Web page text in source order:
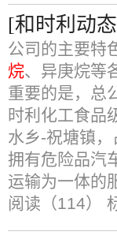
[和时利动
公司的主要特
烷、异庚烷等
重要的是，总
时利化工食品
水乡-祝塘镇
拥有危险品汽
运输为一体的
阅读（114）